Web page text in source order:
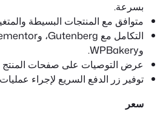
بسرعة.
متوافق مع المنتجات البسيطة
وWPBakery.
عرض التوصيات على صفحات المنتج
توفير زر الدفع السريع لإجراء
سعر